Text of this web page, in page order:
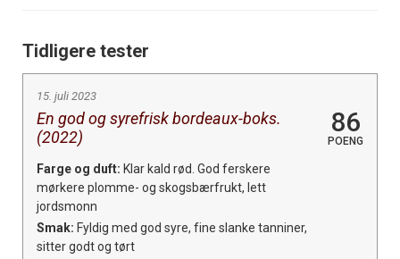
Tidligere tester
15. juli 2023
En god og syrefrisk bordeaux-boks.
(2022)
86
POENG
Farge og duft: Klar kald rød. God ferskere
mørkere plomme- og skogsbærfrukt, lett
jordsmonn
Smak: Fyldig med god syre, fine slanke tanniner,
sitter godt og tørt